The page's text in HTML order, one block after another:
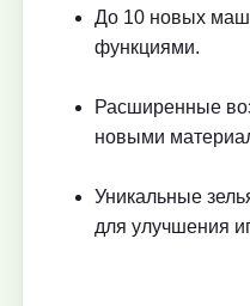
До 10 новых
функциями.
Расширенные
новыми
Уникальные
для улучшения